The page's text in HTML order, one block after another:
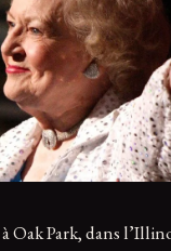
Oak Park, dans